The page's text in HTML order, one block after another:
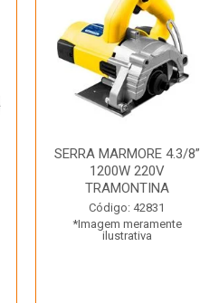
SERRA MARMORE 4.3/8”
1200W 220V
TRAMONTINA
Código: 42831
*Imagem meramente
ilustrativa